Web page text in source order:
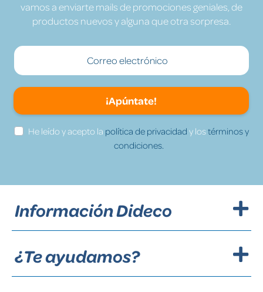
vamos a enviarte mails de promociones geniales, de
productos nuevos y alguna que otra sorpresa.
¡Apúntate!
He leído y acepto la política de privacidad y lostérminos y
condiciones.
Información Dideco
¿Te ayudamos?